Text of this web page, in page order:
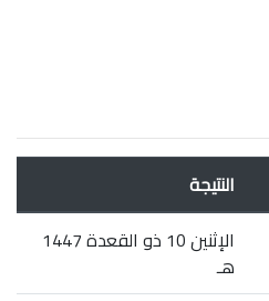
النتيجة
الإثنين 10 ذو القعدة 1447
هـ